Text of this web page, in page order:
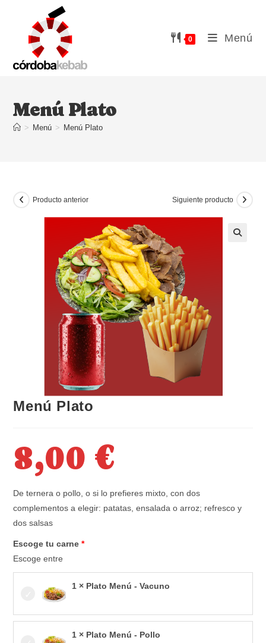
contenido
0 Menú
Menú Plato
> Menú > Menú Plato
Producto anterior Siguiente producto
Menú Plato
8,00 €
De ternera o pollo, o si lo prefieres mixto, con dos
complementos a elegir: patatas, ensalada o arroz; refresco y
dos salsas
Escoge tu carne
Escoge entre
1 × Plato Menú - Vacuno
1 × Plato Menú - Pollo